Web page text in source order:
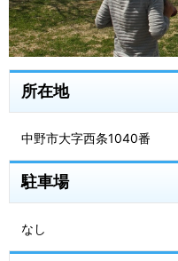
所在地
中野市大字西条1040番
駐車場
なし